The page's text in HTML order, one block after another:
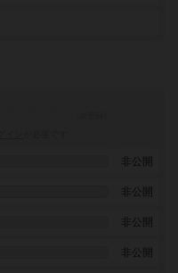
非公開
非公開
非公開
非公開